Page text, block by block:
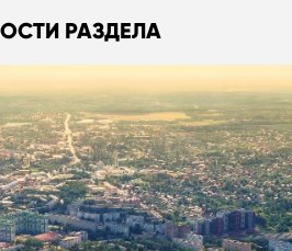
РАЗДЕЛА